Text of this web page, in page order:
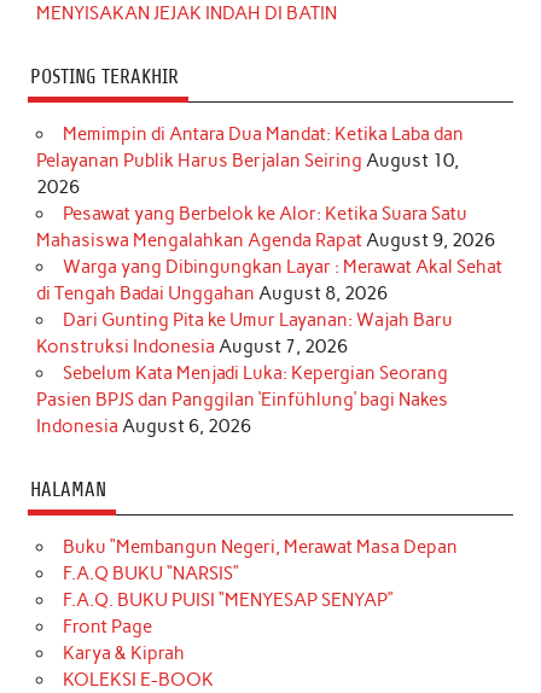
MENYISAKAN JEJAK INDAH DI BATIN
POSTING TERAKHIR
Memimpin di Antara Dua Mandat: Ketika Laba dan
Pelayanan Publik Harus Berjalan Seiring August 10,
2026
Pesawat yang Berbelok ke Alor: Ketika Suara Satu
Mahasiswa Mengalahkan Agenda RapatAugust 9, 2026
Warga yang Dibingungkan Layar : Merawat Akal Sehat
di Tengah Badai Unggahan August 8, 2026
Dari Gunting Pita ke Umur Layanan: Wajah Baru
Konstruksi Indonesia August 7, 2026
Sebelum Kata Menjadi Luka: Kepergian Seorang
Pasien BPJS dan Panggilan ‘Einfühlung’ bagi Nakes
Indonesia August 6, 2026
HALAMAN
Buku “Membangun Negeri, Merawat Masa Depan
F.A.Q BUKU “NARSIS”
F.A.Q. BUKU PUISI “MENYESAP SENYAP”
Front Page
Karya & Kiprah
KOLEKSI E-BOOK